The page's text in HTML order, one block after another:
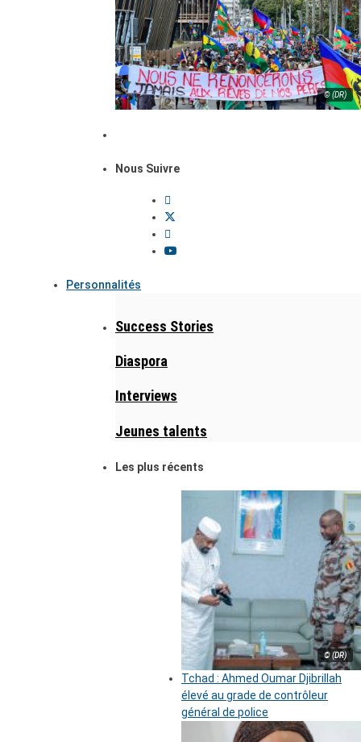
© (DR)
Nous Suivre
Personnalités
Success Stories
Diaspora
Interviews
Jeunes talents
Les plus récents
© (DR)
Tchad : Ahmed Oumar Djibrillah
élevé au grade de contrôleur
général de police